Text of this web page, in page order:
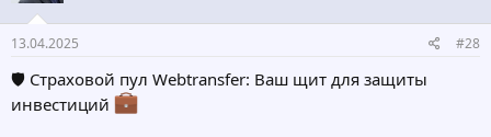
13.04.2025 #28
🛡 Страховой пул Webtransfer: Ваш щит для защиты
инвестиций